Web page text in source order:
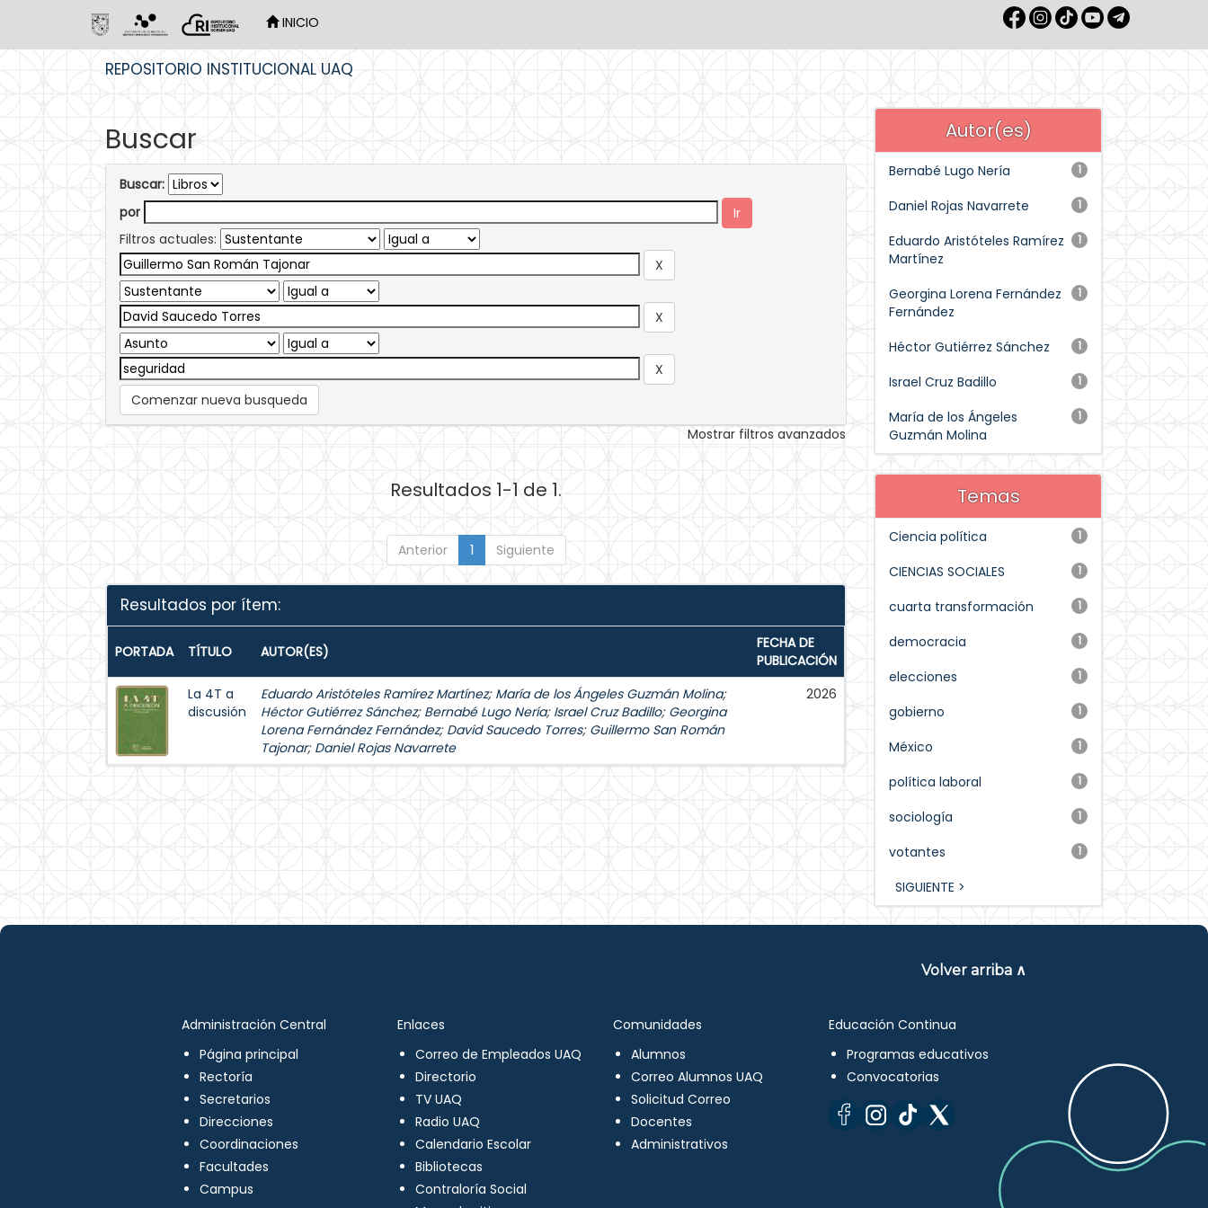
INICIO
REPOSITORIO INSTITUCIONAL UAQ
Buscar
Buscar:
por
Filtros actuales:
Comenzar nueva busqueda
Mostrar filtros avanzados
Resultados 1-1 de 1.
Anterior 1 Siguiente
Resultados por ítem:
PORTADA TÍTULO AUTOR(ES)
FECHA DE
PUBLICACIÓN
La 4T a
discusión
Eduardo Aristóteles Ramírez Martínez; María de los Ángeles Guzmán Molina;
Héctor Gutiérrez Sánchez; Bernabé Lugo Nería; Israel Cruz Badillo; Georgina
Lorena Fernández Fernández; David Saucedo Torres; Guillermo San Román
Tajonar; Daniel Rojas Navarrete
2026
Autor(es)
1
Bernabé Lugo Nería
1
Daniel Rojas Navarrete
1
Eduardo Aristóteles Ramírez
Martínez
1
Georgina Lorena Fernández
Fernández
1
Héctor Gutiérrez Sánchez
1
Israel Cruz Badillo
1
María de los Ángeles
Guzmán Molina
Temas
1
Ciencia política
1
CIENCIAS SOCIALES
1
cuarta transformación
1
democracia
1
elecciones
1
gobierno
1
México
1
política laboral
1
sociología
1
votantes
SIGUIENTE >
Volver arriba ∧
Administración Central
Página principal
Rectoría
Secretarios
Direcciones
Coordinaciones
Facultades
Campus
Enlaces
Correo de Empleados UAQ
Directorio
TV UAQ
Radio UAQ
Calendario Escolar
Bibliotecas
Contraloría Social
Comunidades
Alumnos
Correo Alumnos UAQ
Solicitud Correo
Docentes
Administrativos
Educación Continua
Programas educativos
Convocatorias